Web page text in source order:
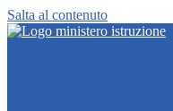
Salta al contenuto